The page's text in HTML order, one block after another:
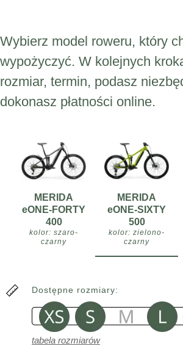
Wybierz model roweru, który
wypożyczyć. W kolejnych
rozmiar, termin, podasz
dokonasz płatności online.
MERIDA
eONE-FORTY
400
kolor: szaro-
czarny
MERIDA
eONE-SIXTY
500
kolor: zielono-
czarny
Dostępne rozmiary:
tabela rozmiarów